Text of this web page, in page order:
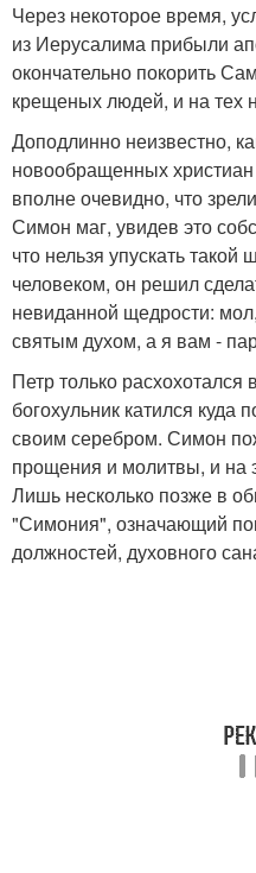
Через некоторое время,
из Иерусалима прибыли
окончательно покорить
крещеных людей, и на тех
Доподлинно неизвестно,
новообращенных
вполне очевидно, что
Симон маг, увидев это
что нельзя упускать
человеком, он решил
невиданной щедрости:
святым духом, а я вам -
Петр только расхохотался
богохульник катился
своим серебром. Симон
прощения и молитвы, и на
Лишь несколько позже в
"Симония", означающий
должностей, духовного